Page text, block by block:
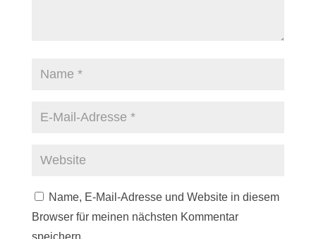
Name, E-Mail-Adresse und Website in diesem
Browser für meinen nächsten Kommentar
speichern.